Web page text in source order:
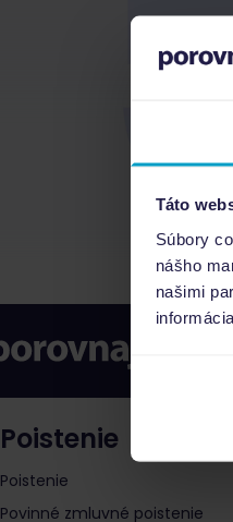
Táto
Súbory
nášho
našimi
Poistenie
Poistenie
Povinné zmluvné poistenie